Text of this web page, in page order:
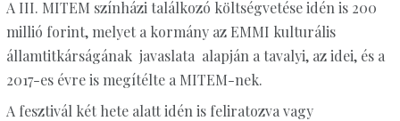
A III. MITEM színházi találkozó költségvetése idén is 200
millió forint, melyet a kormány az EMMI kulturális
államtitkárságának javaslata alapján a tavalyi, az idei, és a
2017-es évre is megítélte a MITEM-nek.
A fesztivál két hete alatt idén is feliratozva vagy